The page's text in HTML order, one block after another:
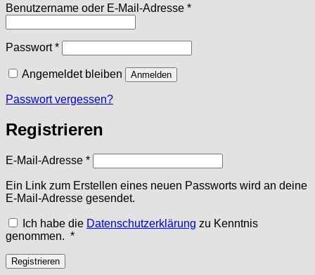
Benutzername oder E-Mail-Adresse *Erforderlich
Passwort*Erforderlich
Angemeldet bleiben Anmelden
Passwort vergessen?
Registrieren
E-Mail-Adresse *Erforderlich
Ein Link zum Erstellen eines neuen Passworts wird an deine
E-Mail-Adresse gesendet.
Ich habe die Datenschutzerklärung zu Kenntnis
genommen. *Erforderlich
Registrieren